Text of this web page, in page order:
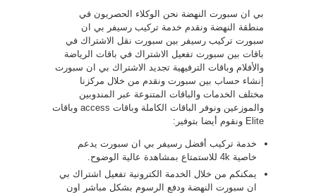
بي ان سبورت النهضة نحن الوكلاء الحصريون في
منطقة النهضة ونقدم خدمة تركيب رسيفر بي ان
سبورت تركيب رسيفر بين سبورت نقل الاشتراك في
باقات بين سبورت تفعيل الاشتراك في باقات الرياضة
والأفلام وباقات الترفيهية تجديد الاشتراك بي ان سبورت
إنشاء حساب بين سبورت ونقدم من خلال مركزنا
مختلف الخدمات والباقات المتنوعة عبر المندوبين
والموزعين ونوفر الباقات الكاملة وباقات access وباقات
Elite ونقوم أيضا بتوفير:
خدمة تركيب أفضل رسيفر بي ان سبورت يدعم
خاصية 4k للاستمتاع بمشاهدة عالية الوضوح.
يمكنكم من خلال الخدمة الكترونية تفعيل اشتراك بي
ان سبورت النهضة ودفع الرسوم بشكل مباشر اون